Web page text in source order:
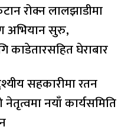
रोक्न लालझाडीमा
अभियान सुरु,
काडेतारसहित घेराबार
सहकारीमा रतन
नयाँ कार्यसमिति